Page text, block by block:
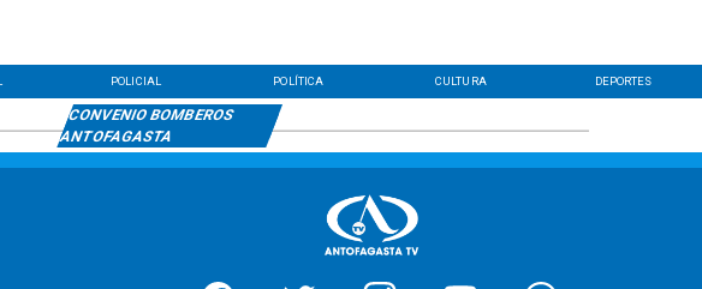
POLICIAL POLÍTICA CULTURA DEPORTES
CONVENIO BOMBEROS
ANTOFAGASTA